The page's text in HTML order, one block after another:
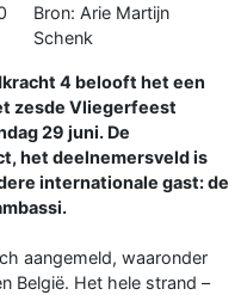
Bron: Arie Martijn
Schenk
4 belooft het een
zesde Vliegerfeest
29 juni. De
het deelnemersveld is
internationale gast: de
aangemeld, waaronder
België. Het hele strand –